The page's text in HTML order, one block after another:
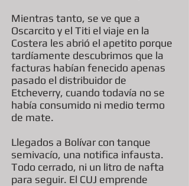
Mientras tanto, se ve que a
Oscarcito y el Titi el viaje en la
Costera les abrió el apetito porque
tardíamente descubrimos que la
facturas habían fenecido apenas
pasado el distribuidor de
Etcheverry, cuando todavía no se
había consumido ni medio termo
de mate.
Llegados a Bolívar con tanque
semivacío, una notifica infausta.
Todo cerrado, ni un litro de nafta
para seguir. El CUJ emprende